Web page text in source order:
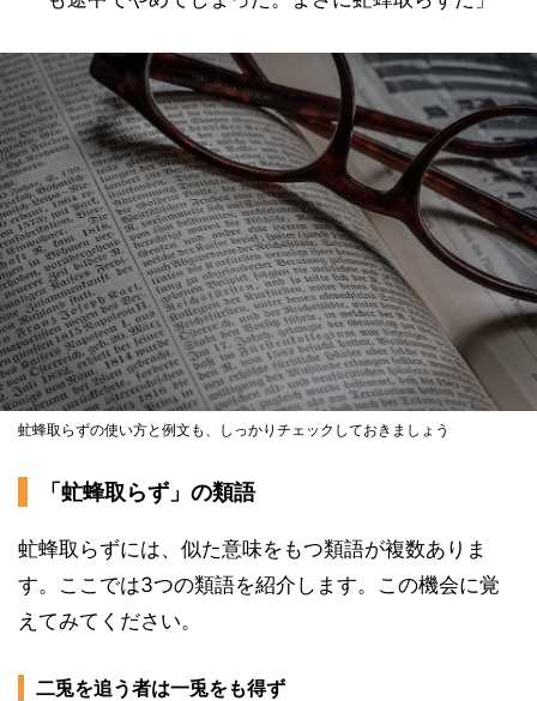
虻蜂取らずの使い方と例文も、しっかりチェックしておきましょう
「虻蜂取らず」の類語
虻蜂取らずには、似た意味をもつ類語が複数ありま
す。ここでは3つの類語を紹介します。この機会に覚
えてみてください。
二兎を追う者は一兎をも得ず